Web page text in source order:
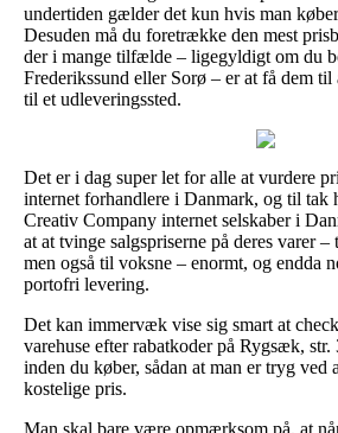
undertiden gælder det kun hvis man
Desuden må du foretrække den mest
der i mange tilfælde – ligegyldigt om du
Frederikssund eller Sorø – er at få dem
til et udleveringssted.
Det er i dag super let for alle at vurdere
internet forhandlere i Danmark, og til tak
Creativ Company internet selskaber i
at at tvinge salgspriserne på deres varer
men også til voksne – enormt, og endda
portofri levering.
Det kan immervæk vise sig smart at
varehuse efter rabatkoder på Rygsæk,
inden du køber, sådan at man er tryg ved
kostelige pris.
Man skal bare være opmærksom på, at